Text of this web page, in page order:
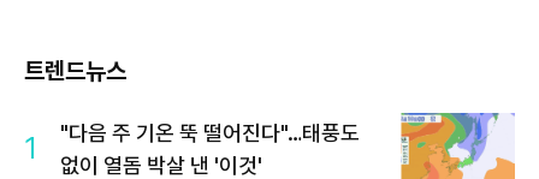
트렌드뉴스
1
"다음 주 기온 뚝 떨어진다"…태풍도
없이 열돔 박살 낸 '이것'